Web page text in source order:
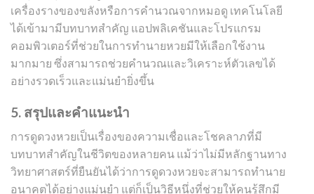
เครื่องรางของขลังหรือการคำนวณจากหมอดู เทคโนโลยี
ได้เข้ามามีบทบาทสำคัญ แอปพลิเคชันและโปรแกรม
คอมพิวเตอร์ที่ช่วยในการทำนายหวยมีให้เลือกใช้งาน
มากมาย ซึ่งสามารถช่วยคำนวณและวิเคราะห์ตัวเลขได้
อย่างรวดเร็วและแม่นยำยิ่งขึ้น
5. สรุปและคำแนะนำ
การดูดวงหวยเป็นเรื่องของความเชื่อและโชคลาภที่มี
บทบาทสำคัญในชีวิตของหลายคน แม้ว่าไม่มีหลักฐานทาง
วิทยาศาสตร์ที่ยืนยันได้ว่าการดูดวงหวยจะสามารถทำนาย
อนาคตได้อย่างแม่นยำ แต่ก็เป็นวิธีหนึ่งที่ช่วยให้คนรู้สึกมี